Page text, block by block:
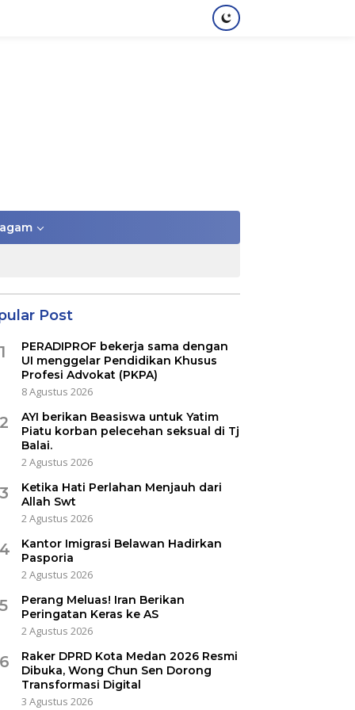
Post
PERADIPROF bekerja sama dengan
UI menggelar Pendidikan Khusus
Profesi Advokat (PKPA)
8 Agustus 2026
AYI berikan Beasiswa untuk Yatim
Piatu korban pelecehan seksual di Tj
Balai.
2 Agustus 2026
Ketika Hati Perlahan Menjauh dari
Allah Swt
2 Agustus 2026
Kantor Imigrasi Belawan Hadirkan
Pasporia
2 Agustus 2026
Perang Meluas! Iran Berikan
Peringatan Keras ke AS
2 Agustus 2026
Raker DPRD Kota Medan 2026 Resmi
Dibuka, Wong Chun Sen Dorong
Transformasi Digital
3 Agustus 2026